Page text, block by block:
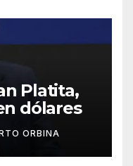
Platita,
dólares
ORBINA